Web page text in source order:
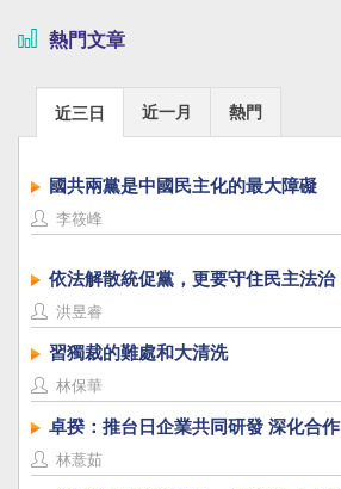
熱門文章
近三日 近一月 熱門
國共兩黨是中國民主化的最大障礙
李筱峰
依法解散統促黨，更要守住民主法治
洪昱睿
習獨裁的難處和大清洗
林保華
卓揆：推台日企業共同研發 深化合作
林薏茹